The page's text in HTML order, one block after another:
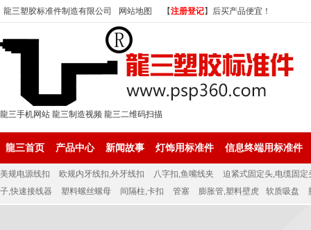
龍三塑胶标准件制造有限公司 网站地图 【注册登记】后买产品便宜！
龍三手机网站 龍三制造视频 龍三二维码扫描
龍三首页 产品中心 新闻故事 灯饰用标准件 信息终端用标准件
美规电源线扣 欧规内牙线扣,外牙线扣 八字扣,鱼嘴线夹
迫紧式固定头,电缆固定
子,快速接线器
塑料螺丝螺母 间隔柱,卡扣 管塞 膨胀管,塑料壁虎 软质吸盘